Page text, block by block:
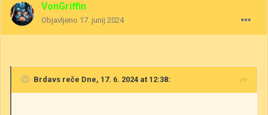
VonGriffin
Objavljeno 17. junij 2024
Brdavs reče Dne, 17. 6. 2024 at 12:38: